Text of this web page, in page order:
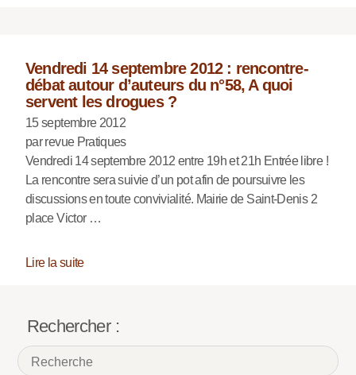
Vendredi 14 septembre 2012 : rencontre-
débat autour d’auteurs du n°58, A quoi
servent les drogues ?
15 septembre 2012
par revue Pratiques
Vendredi 14 septembre 2012 entre 19h et 21h Entrée libre !
La rencontre sera suivie d’un pot afin de poursuivre les
discussions en toute convivialité. Mairie de Saint-Denis 2
place Victor …
Lire la suite
Rechercher :